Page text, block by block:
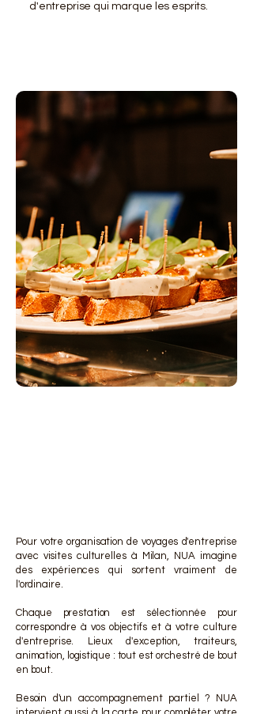
d'entreprise qui marque les esprits.
Pour votre organisation de voyages d'entreprise
avec visites culturelles à Milan, NUA imagine
des expériences qui sortent vraiment de
l'ordinaire.
Chaque prestation est sélectionnée pour
correspondre à vos objectifs et à votre culture
d'entreprise. Lieux d'exception, traiteurs,
animation, logistique : tout est orchestré de bout
en bout.
Besoin d'un accompagnement partiel ? NUA